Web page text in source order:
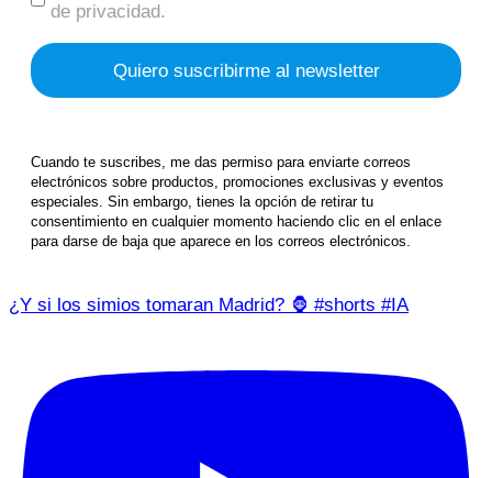
de privacidad.
Cuando te suscribes, me das permiso para enviarte correos
electrónicos sobre productos, promociones exclusivas y eventos
especiales. Sin embargo, tienes la opción de retirar tu
consentimiento en cualquier momento haciendo clic en el enlace
para darse de baja que aparece en los correos electrónicos.
¿Y si los simios tomaran Madrid? 🦍 #shorts #IA